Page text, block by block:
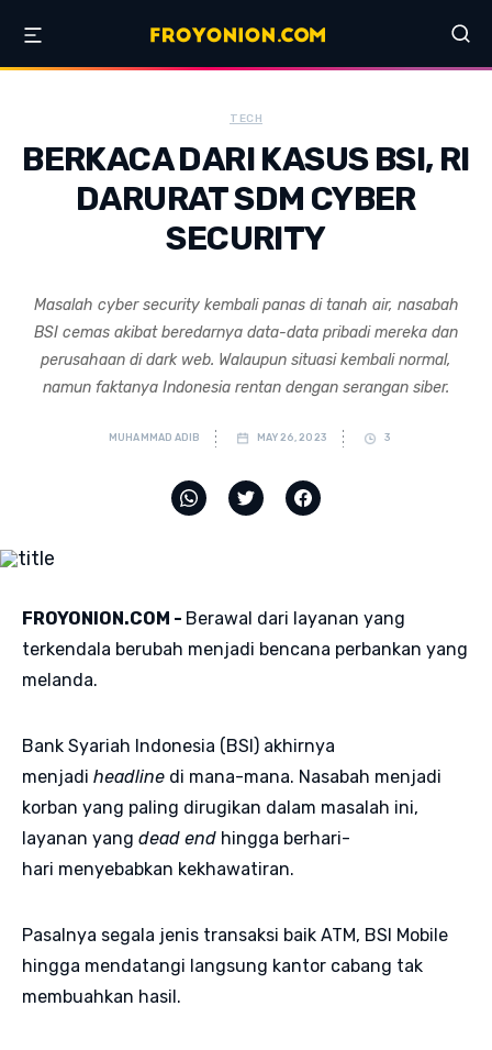
TECH
BERKACA DARI KASUS BSI, RI
DARURAT SDM CYBER
SECURITY
Masalah cyber security kembali panas di tanah air, nasabah
BSI cemas akibat beredarnya data-data pribadi mereka dan
perusahaan di dark web. Walaupun situasi kembali normal,
namun faktanya Indonesia rentan dengan serangan siber.
MUHAMMAD ADIB MAY 26, 2023 3
FROYONION.COM - Berawal dari layanan yang
terkendala berubah menjadi bencana perbankan yang
melanda.
Bank Syariah Indonesia (BSI) akhirnya
menjadi headline di mana-mana. Nasabah menjadi
korban yang paling dirugikan dalam masalah ini,
layanan yang dead end hingga berhari-
hari menyebabkan kekhawatiran.
Pasalnya segala jenis transaksi baik ATM, BSI Mobile
hingga mendatangi langsung kantor cabang tak
membuahkan hasil.